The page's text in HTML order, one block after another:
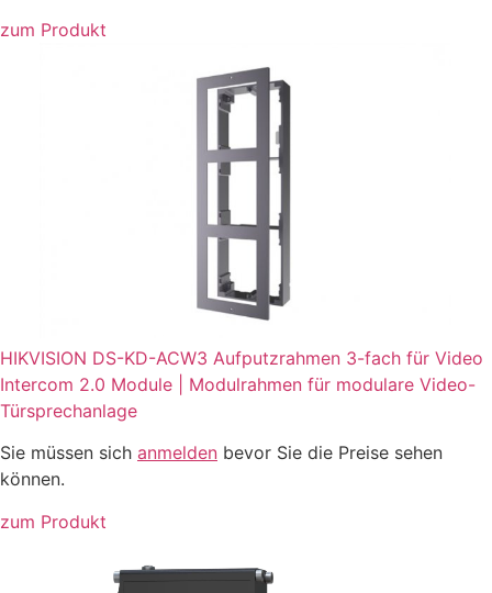
zum Produkt
HIKVISION DS-KD-ACW3 Aufputzrahmen 3-fach für Video
Intercom 2.0 Module | Modulrahmen für modulare Video-
Türsprechanlage
Sie müssen sich anmelden bevor Sie die Preise sehen
können.
zum Produkt